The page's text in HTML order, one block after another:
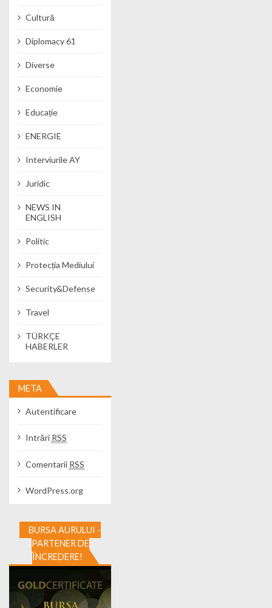
Cultură
Diplomacy 61
Diverse
Economie
Educație
ENERGIE
Interviurile AY
Juridic
NEWS IN
ENGLISH
Politic
Protecția Mediului
Security&Defense
Travel
TÜRKÇE
HABERLER
META
Autentificare
Intrări RSS
Comentarii RSS
WordPress.org
BURSA AURULUI -
PARTENER DE
ÎNCREDERE!